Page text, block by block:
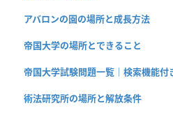
アバロンの園の場所と成長方法
帝国大学の場所とできること
帝国大学試験問題一覧｜検索機能付
術法研究所の場所と解放条件